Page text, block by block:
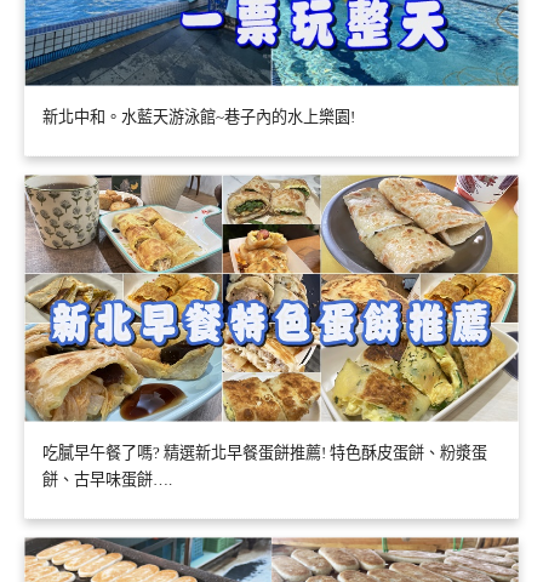
新北中和。水藍天游泳館~巷子內的水上樂園!
吃膩早午餐了嗎? 精選新北早餐蛋餅推薦! 特色酥皮蛋餅、粉漿蛋
餅、古早味蛋餅….